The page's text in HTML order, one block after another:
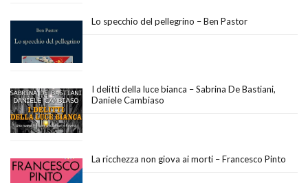
Lo specchio del pellegrino – Ben Pastor
I delitti della luce bianca – Sabrina De Bastiani,
Daniele Cambiaso
La ricchezza non giova ai morti – Francesco Pinto